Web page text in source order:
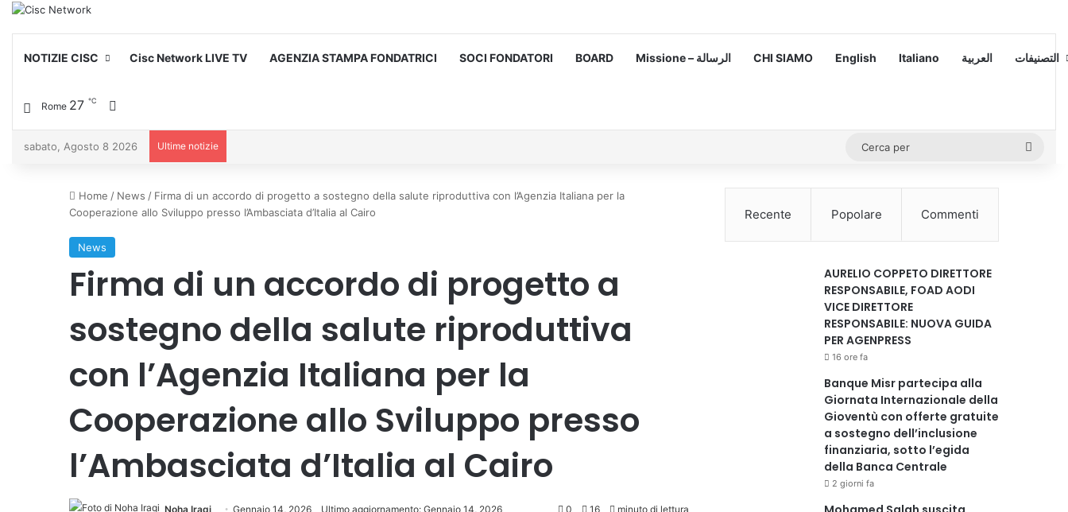
NOTIZIE CISC Cisc Network LIVE TV AGENZIA STAMPA FONDATRICI SOCI FONDATORI BOARD Missione – الرسالة CHI SIAMO English Italiano العربية التصنيفات
Rome 27 ℃
sabato, Agosto 8 2026 Ultime notizie
Home / News / Firma di un accordo di progetto a sostegno della salute riproduttiva con l’Agenzia Italiana per la
Cooperazione allo Sviluppo presso l’Ambasciata d’Italia al Cairo
News
Firma di un accordo di progetto a
sostegno della salute riproduttiva
con l’Agenzia Italiana per la
Cooperazione allo Sviluppo presso
l’Ambasciata d’Italia al Cairo
Noha Iraqi Gennaio 14, 2026 Ultimo aggiornamento: Gennaio 14, 2026 0 16 minuto di lettura
Recente Popolare Commenti
AURELIO COPPETO DIRETTORE
RESPONSABILE, FOAD AODI
VICE DIRETTORE
RESPONSABILE: NUOVA GUIDA
PER AGENPRESS
16 ore fa
Banque Misr partecipa alla
Giornata Internazionale della
Gioventù con offerte gratuite
a sostegno dell’inclusione
finanziaria, sotto l’egida
della Banca Centrale
2 giorni fa